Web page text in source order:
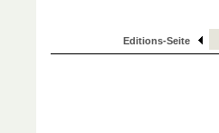
Editions-Seite